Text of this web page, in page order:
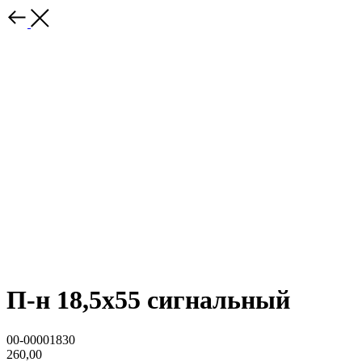
П-н 18,5x55 сигнальный
00-00001830
260,00